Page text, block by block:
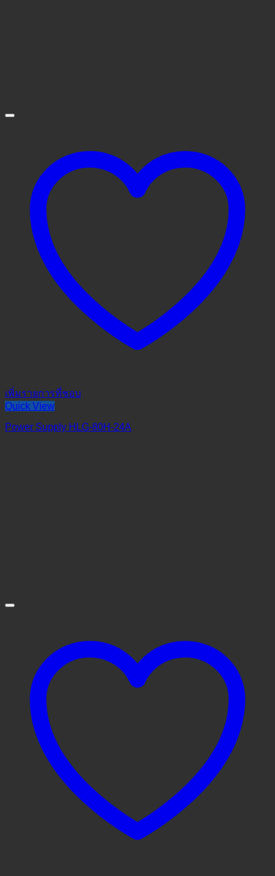
เพิ่มรายการที่ชอบ
Quick View
Power Supply HLG-80H-24A